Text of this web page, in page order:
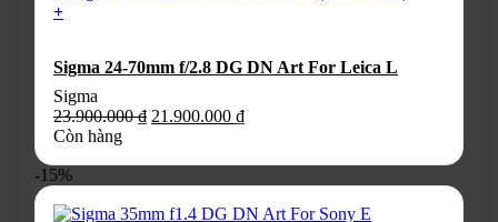
+
Sigma 24-70mm f/2.8 DG DN Art For Leica L
Sigma
23.900.000₫ Giá
21.900.000 ₫Giá
Còn hàng
-15%